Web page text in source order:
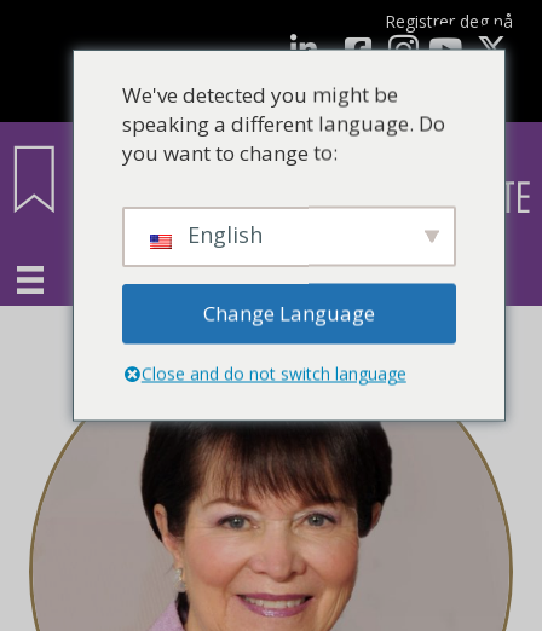
Registrer deg nå
LinkedInFacebook YouTube
We've detected you might be
speaking a different language. Do
you want to change to:
English
Change Language
Close and do not switch language